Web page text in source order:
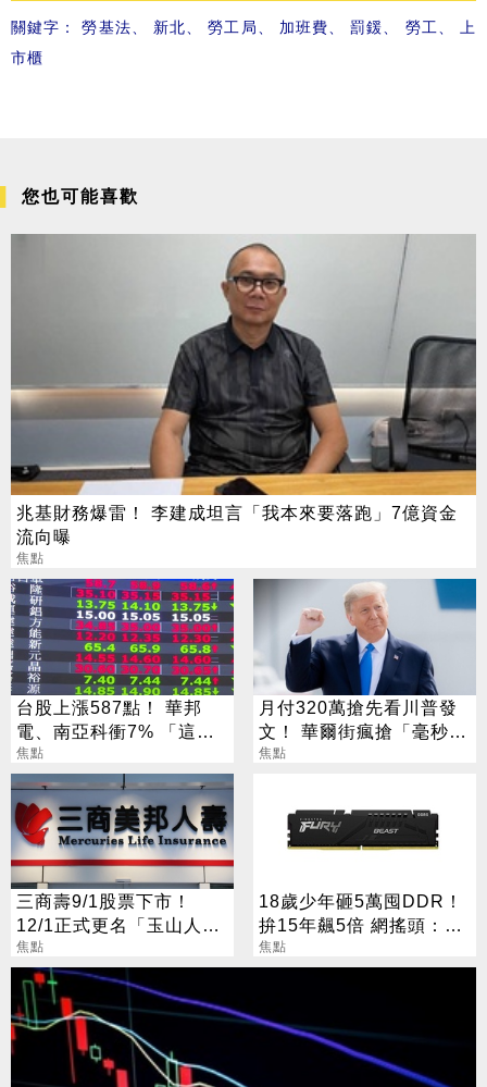
關鍵字：勞基法 新北 、勞工局 加班費 、罰鍰 勞工
上
市櫃
您也可能喜歡
兆基財務爆雷！ 李建成坦言「我本來要落跑」7億資金
流向曝
焦點
台股上漲587點！ 華邦
電、南亞科衝7% 「這檔
被動」一出關就漲停
焦點
月付320萬搶先看川普發
文！ 華爾街瘋搶「毫秒優
勢」引熱議
焦點
三商壽9/1股票下市！
12/1正式更名「玉山人
壽」
焦點
18歲少年砸5萬囤DDR！
拚15年飆5倍 網搖頭：會
報廢
焦點